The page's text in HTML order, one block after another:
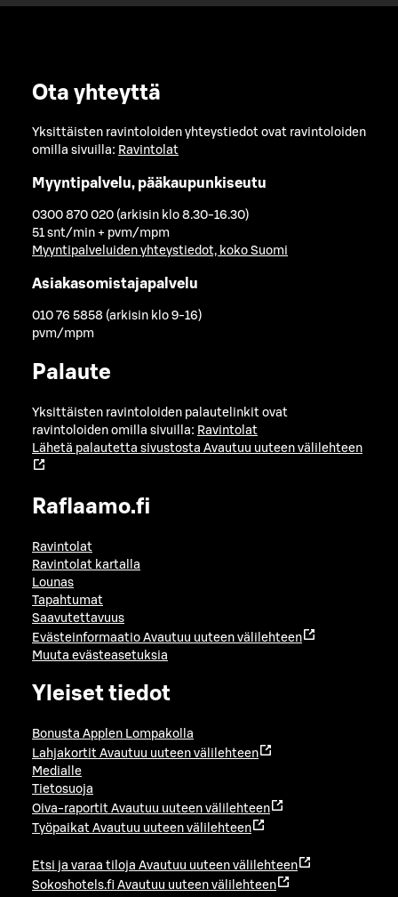
Ota yhteyttä
Yksittäisten ravintoloiden yhteystiedot ovat ravintoloiden
omilla sivuilla: Ravintolat
Myyntipalvelu, pääkaupunkiseutu
0300 870 020 (arkisin klo 8.30-16.30)
51 snt/min + pvm/mpm
Myyntipalveluiden yhteystiedot, koko Suomi
Asiakasomistajapalvelu
010 76 5858 (arkisin klo 9-16)
pvm/mpm
Palaute
Yksittäisten ravintoloiden palautelinkit ovat
ravintoloiden omilla sivuilla: Ravintolat
Lähetä palautetta sivustosta Avautuu uuteen välilehteen
Raflaamo.fi
Ravintolat
Ravintolat kartalla
Lounas
Tapahtumat
Saavutettavuus
Evästeinformaatio Avautuu uuteen välilehteen
Muuta evästeasetuksia
Yleiset tiedot
Bonusta Applen Lompakolla
Lahjakortit Avautuu uuteen välilehteen
Medialle
Tietosuoja
Oiva-raportit Avautuu uuteen välilehteen
Työpaikat Avautuu uuteen välilehteen
Etsi ja varaa tiloja Avautuu uuteen välilehteen
Sokoshotels.fi Avautuu uuteen välilehteen